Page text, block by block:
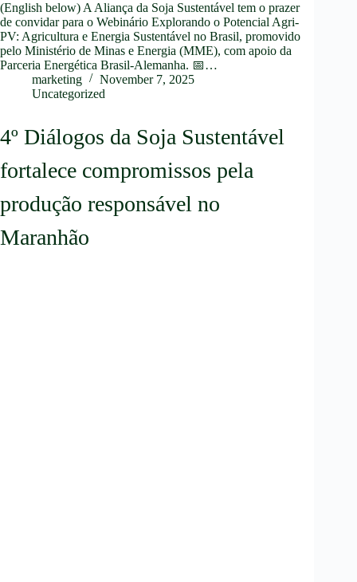
(English below) A Aliança da Soja Sustentável tem o prazer
de convidar para o Webinário Explorando o Potencial Agri-
PV: Agricultura e Energia Sustentável no Brasil, promovido
pelo Ministério de Minas e Energia (MME), com apoio da
Parceria Energética Brasil-Alemanha. 📅…
marketing
November 7, 2025
Uncategorized
4º Diálogos da Soja Sustentável
fortalece compromissos pela
produção responsável no
Maranhão